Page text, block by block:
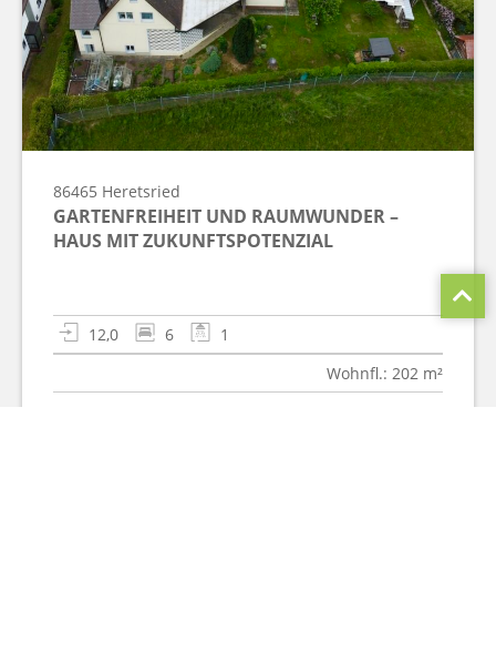
86465 Heretsried
GARTENFREIHEIT UND RAUMWUNDER –
HAUS MIT ZUKUNFTSPOTENZIAL
12,0 6
1
Wohnfl.: 202 m²